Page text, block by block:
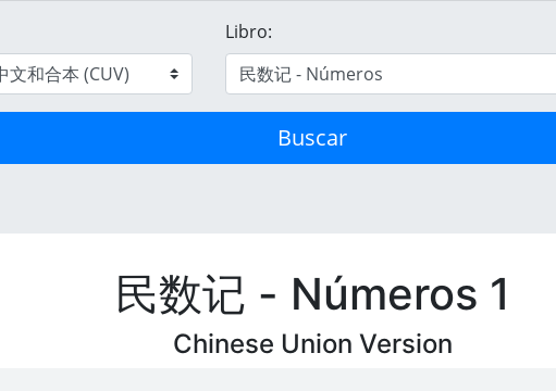
Libro:
Buscar
民数记 - Números 1
Chinese Union Version